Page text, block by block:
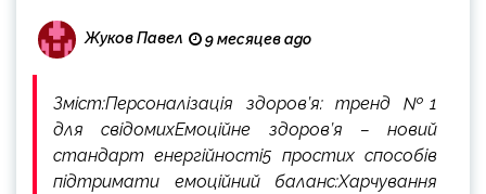
Жуков Павел 9 месяцев ago
Зміст:Персоналізація здоров’я: тренд №1
для свідомихЕмоційне здоров’я – новий
стандарт енергійності5 простих способів
підтримати емоційний баланс:Харчування